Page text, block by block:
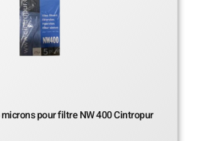
pour filtre NW 400 Cintropur